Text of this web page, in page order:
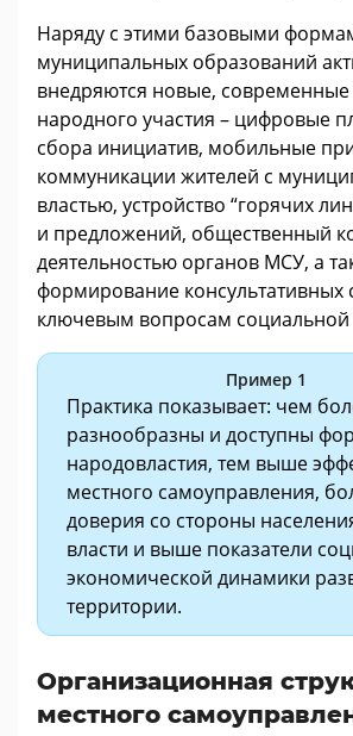
Наряду с этими базовыми
муниципальных образований
внедряются новые, современные
народного участия – цифровые
сбора инициатив, мобильные
коммуникации жителей с
властью, устройство “горячих
и предложений, общественный
деятельностью органов МСУ, а
формирование консультативных
ключевым вопросам социальной
Пример 1
Практика показывает: чем
разнообразны и доступны
народовластия, тем выше
местного самоуправления,
доверия со стороны
власти и выше показатели
экономической динамики
территории.
Организационная
местного